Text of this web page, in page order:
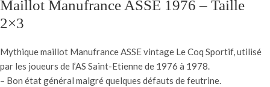
Maillot Manufrance ASSE 1976 – Taille
2×3
Mythique maillot Manufrance ASSE vintage Le Coq Sportif, utilisé
par les joueurs de l’AS Saint-Etienne de 1976 à 1978.
– Bon état général malgré quelques défauts de feutrine.